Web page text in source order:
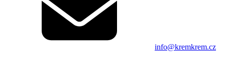
info@kremkrem.cz